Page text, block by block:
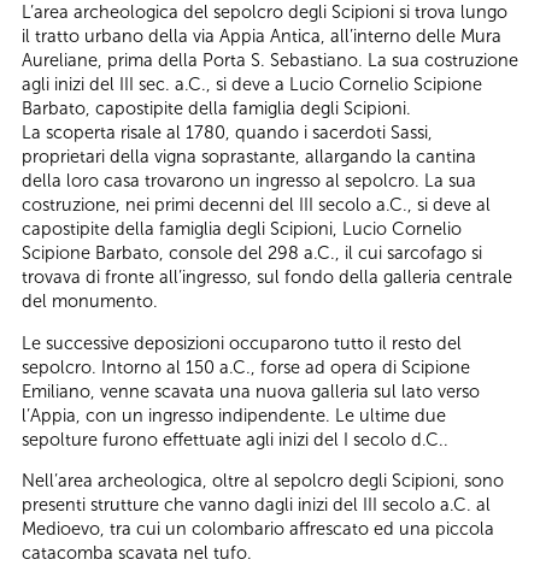
L’area archeologica del sepolcro degli Scipioni si trova lungo
il tratto urbano della via Appia Antica, all’interno delle Mura
Aureliane, prima della Porta S. Sebastiano. La sua costruzione
agli inizi del III sec. a.C., si deve a Lucio Cornelio Scipione
Barbato, capostipite della famiglia degli Scipioni.
La scoperta risale al 1780, quando i sacerdoti Sassi,
proprietari della vigna soprastante, allargando la cantina
della loro casa trovarono un ingresso al sepolcro. La sua
costruzione, nei primi decenni del III secolo a.C., si deve al
capostipite della famiglia degli Scipioni, Lucio Cornelio
Scipione Barbato, console del 298 a.C., il cui sarcofago si
trovava di fronte all’ingresso, sul fondo della galleria centrale
del monumento.
Le successive deposizioni occuparono tutto il resto del
sepolcro. Intorno al 150 a.C., forse ad opera di Scipione
Emiliano, venne scavata una nuova galleria sul lato verso
l’Appia, con un ingresso indipendente. Le ultime due
sepolture furono effettuate agli inizi del I secolo d.C..
Nell’area archeologica, oltre al sepolcro degli Scipioni, sono
presenti strutture che vanno dagli inizi del III secolo a.C. al
Medioevo, tra cui un colombario affrescato ed una piccola
catacomba scavata nel tufo.